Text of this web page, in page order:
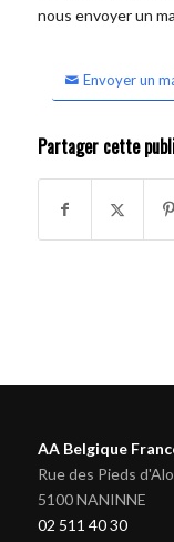
nous envoyer un
Envoyer un
Partager cette
AA Belgique
Rue des Pieds
5100 NANINNE
02 511 40 30